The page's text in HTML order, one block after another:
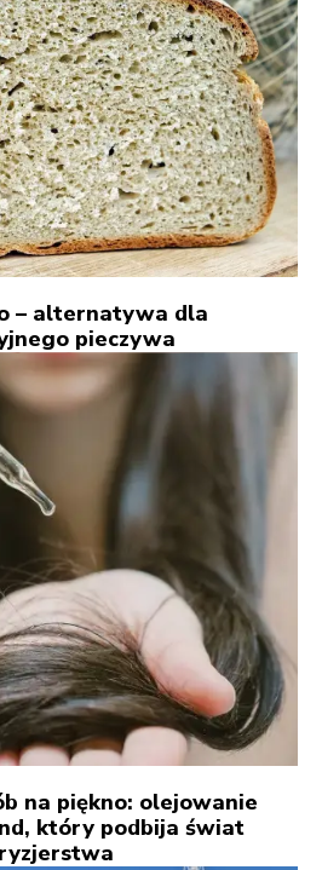
– alternatywa dla
pieczywa
na piękno: olejowanie
który podbija świat